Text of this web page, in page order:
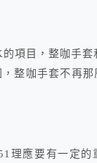
項目，整咖手
整咖手套不再那
理應要有一定的